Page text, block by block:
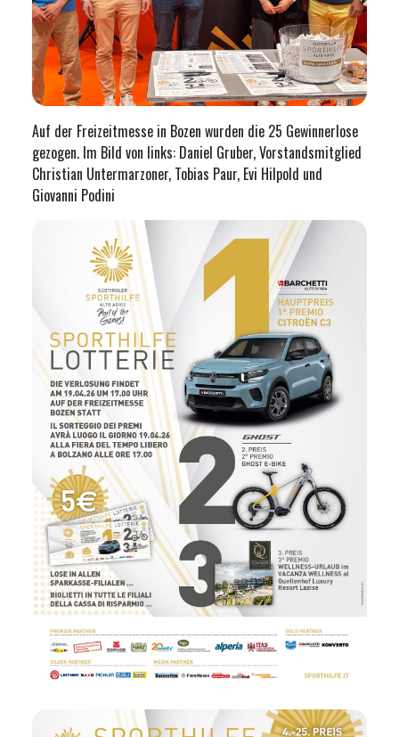
Auf der Freizeitmesse in Bozen wurden die 25 Gewinnerlose
gezogen. Im Bild von links: Daniel Gruber, Vorstandsmitglied
Christian Untermarzoner, Tobias Paur, Evi Hilpold und
Giovanni Podini